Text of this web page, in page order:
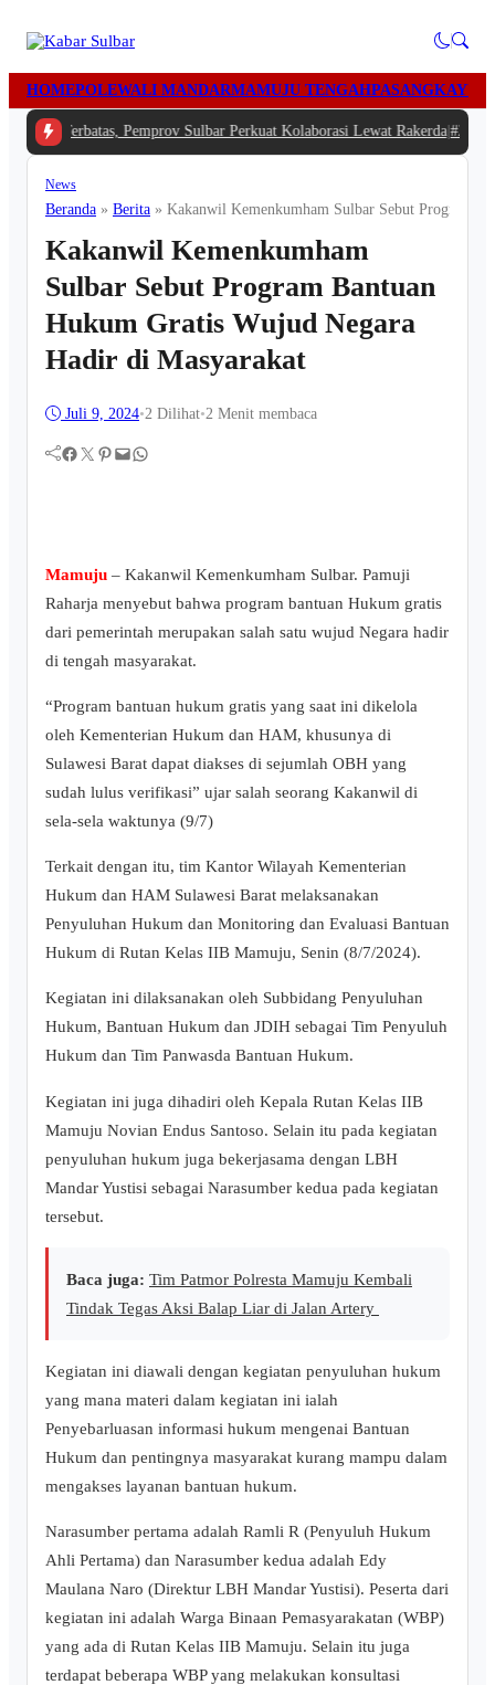
HOMEPOLEWALI MANDARMAMUJU TENGAHPASANGKAYU
Terbatas, Pemprov Sulbar Perkuat Kolaborasi Lewat Rakerda|#2 -
News
Beranda » Berita » Kakanwil Kemenkumham Sulbar Sebut Program
Kakanwil Kemenkumham
Sulbar Sebut Program Bantuan
Hukum Gratis Wujud Negara
Hadir di Masyarakat
Juli 9, 2024•2 Dilihat•2 Menit membaca
Facebook Twitter Pinterest Mail WhatsApp
Mamuju – Kakanwil Kemenkumham Sulbar. Pamuji
Raharja menyebut bahwa program bantuan Hukum gratis
dari pemerintah merupakan salah satu wujud Negara hadir
di tengah masyarakat.
“Program bantuan hukum gratis yang saat ini dikelola
oleh Kementerian Hukum dan HAM, khusunya di
Sulawesi Barat dapat diakses di sejumlah OBH yang
sudah lulus verifikasi” ujar salah seorang Kakanwil di
sela-sela waktunya (9/7)
Terkait dengan itu, tim Kantor Wilayah Kementerian
Hukum dan HAM Sulawesi Barat melaksanakan
Penyuluhan Hukum dan Monitoring dan Evaluasi Bantuan
Hukum di Rutan Kelas IIB Mamuju, Senin (8/7/2024).
Kegiatan ini dilaksanakan oleh Subbidang Penyuluhan
Hukum, Bantuan Hukum dan JDIH sebagai Tim Penyuluh
Hukum dan Tim Panwasda Bantuan Hukum.
Kegiatan ini juga dihadiri oleh Kepala Rutan Kelas IIB
Mamuju Novian Endus Santoso. Selain itu pada kegiatan
penyuluhan hukum juga bekerjasama dengan LBH
Mandar Yustisi sebagai Narasumber kedua pada kegiatan
tersebut.
Baca juga: Tim Patmor Polresta Mamuju Kembali
Tindak Tegas Aksi Balap Liar di Jalan Artery
Kegiatan ini diawali dengan kegiatan penyuluhan hukum
yang mana materi dalam kegiatan ini ialah
Penyebarluasan informasi hukum mengenai Bantuan
Hukum dan pentingnya masyarakat kurang mampu dalam
mengakses layanan bantuan hukum.
Narasumber pertama adalah Ramli R (Penyuluh Hukum
Ahli Pertama) dan Narasumber kedua adalah Edy
Maulana Naro (Direktur LBH Mandar Yustisi). Peserta dari
kegiatan ini adalah Warga Binaan Pemasyarakatan (WBP)
yang ada di Rutan Kelas IIB Mamuju. Selain itu juga
terdapat beberapa WBP yang melakukan konsultasi